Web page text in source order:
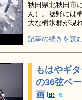
秋田県北秋田市
ん）。裾野には
大な樹氷群が現
記事の続きを読
もはやギ
の36弦ベ
画